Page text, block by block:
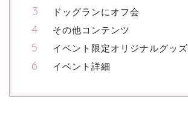
ドッグランにオフ会
その他コンテンツ
イベント限定オリジナルグッズ
イベント詳細